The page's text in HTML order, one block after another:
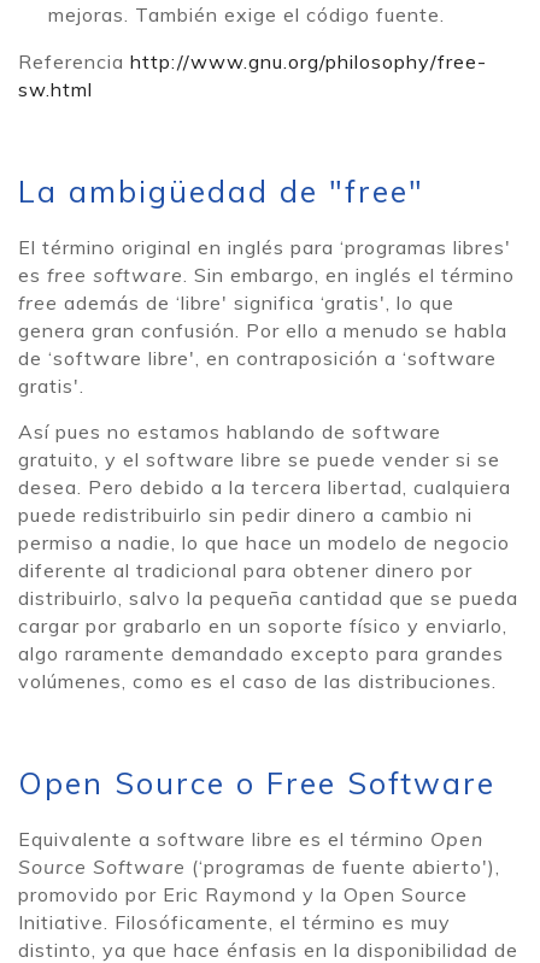
mejoras. También exige el código fuente.
Referencia http://www.gnu.org/philosophy/free-
sw.html
La ambigüedad de "free"
El término original en inglés para ‘programas libres'
es free software . Sin embargo, en inglés el término
free además de ‘libre' significa ‘gratis', lo que
genera gran confusión. Por ello a menudo se habla
de ‘software libre', en contraposición a ‘software
gratis'.
Así pues no estamos hablando de software
gratuito, y el software libre se puede vender si se
desea. Pero debido a la tercera libertad, cualquiera
puede redistribuirlo sin pedir dinero a cambio ni
permiso a nadie, lo que hace un modelo de negocio
diferente al tradicional para obtener dinero por
distribuirlo, salvo la pequeña cantidad que se pueda
cargar por grabarlo en un soporte físico y enviarlo,
algo raramente demandado excepto para grandes
volúmenes, como es el caso de las distribuciones.
Open Source o Free Software
Equivalente a software libre es el término Open
Source Software (‘programas de fuente abierto'),
promovido por Eric Raymond y la Open Source
Initiative. Filosóficamente, el término es muy
distinto, ya que hace énfasis en la disponibilidad de